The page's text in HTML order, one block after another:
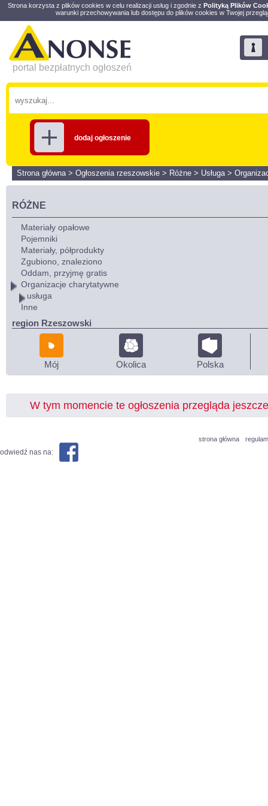
Strona korzysta z plików cookies w celu realizacji usług i zgodnie z Polityką Plików
warunki przechowywania lub dostępu do plików cookies w Twojej
portal bezpłatnych ogłoszeń
dodaj ogłoszenie
Strona główna> Ogłoszenia rzeszowskie > Różne > Usługa>
RÓŻNE
Materiały opałowe
Pojemniki
Materiały, półprodukty
Zgubiono, znaleziono
Oddam, przyjmę gratis
Organizacje charytatywne
usługa
Inne
region Rzeszowski
Mój Okolica Polska
W tym momencie te ogłoszenia przegląda
strona główna
odwiedź nas na: